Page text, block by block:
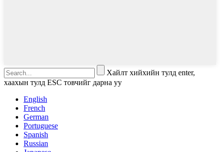
Хайлт хийхийн тулд enter,
хаахын тулд ESC товчийг дарна уу
English
French
German
Portuguese
Spanish
Russian